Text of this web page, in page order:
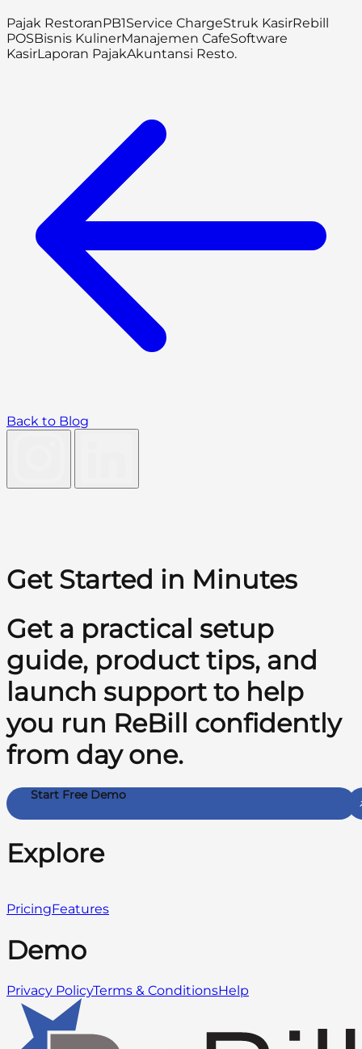
Pajak RestoranPB1Service ChargeStruk KasirRebill
POSBisnis KulinerManajemen CafeSoftware
KasirLaporan PajakAkuntansi Resto.
Back to Blog
Get Started in Minutes
Get a practical setup
guide, product tips, and
launch support to help
you run ReBill confidently
from day one.
Start Free Demo
Explore
PricingFeatures
Demo
Privacy PolicyTerms & ConditionsHelp